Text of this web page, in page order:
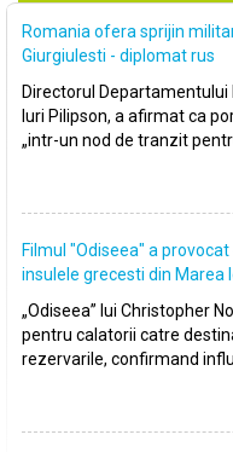
Romania ofera sprijin
Giurgiulesti - diplomat rus
Directorul Departamentului
Iuri Pilipson, a afirmat ca
„intr-un nod de tranzit
Filmul "Odiseea" a
insulele grecesti din Marea
„Odiseea” lui Christopher
pentru calatorii catre
rezervarile, confirmand